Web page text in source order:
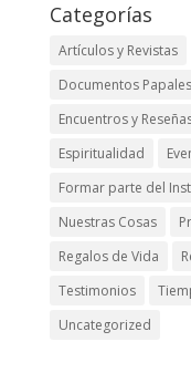
Categorías
Artículos y Revistas
Documentos Papales
Encuentros y
Espiritualidad
Formar parte del
Nuestras Cosas
Regalos de Vida
Testimonios
Uncategorized